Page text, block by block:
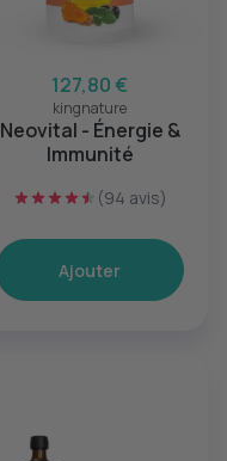
127,80 €
kingnature
Neovital - Énergie &
Immunité
(94 avis)
Ajouter